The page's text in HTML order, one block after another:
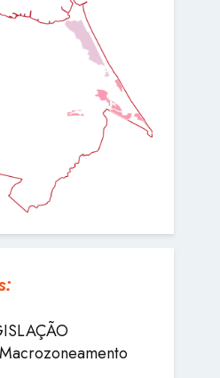
Macrozoneamento